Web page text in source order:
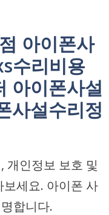
아이폰사
수리비용
아이폰사설
사설수리정
개인정보 보호 및
세요. 아이폰 사
합니다.